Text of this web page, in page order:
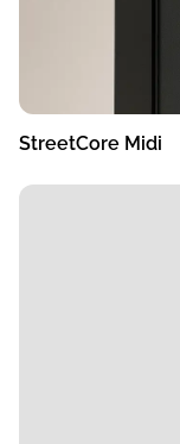
StreetCore Midi